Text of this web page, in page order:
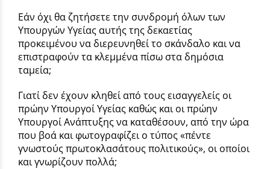
Εάν όχι θα ζητήσετε την συνδρομή όλων των
Υπουργών Υγείας αυτής της δεκαετίας
προκειμένου να διερευνηθεί το σκάνδαλο και να
επιστραφούν τα κλεμμένα πίσω στα δημόσια
ταμεία;
Γιατί δεν έχουν κληθεί από τους εισαγγελείς οι
πρώην Υπουργοί Υγείας καθώς και οι πρώην
Υπουργοί Ανάπτυξης να καταθέσουν, από την ώρα
που βοά και φωτογραφίζει ο τύπος «πέντε
γνωστούς πρωτοκλασάτους πολιτικούς», οι οποίοι
και γνωρίζουν πολλά;